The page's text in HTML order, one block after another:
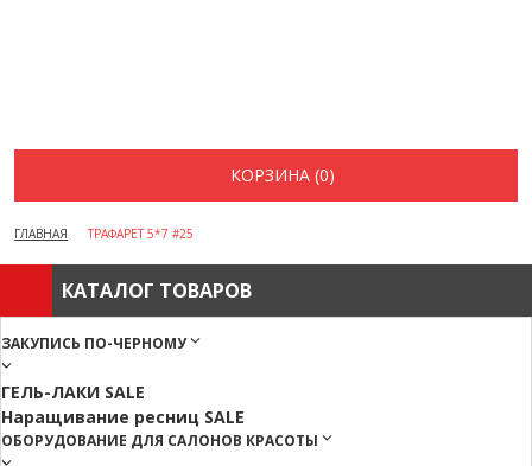
КОРЗИНА (0)
ГЛАВНАЯ ТРАФАРЕТ 5*7 #25
КАТАЛОГ ТОВАРОВ
ЗАКУПИСЬ ПО-ЧЕРНОМУ
ГЕЛЬ-ЛАКИ SALE
Наращивание ресниц SALE
ОБОРУДОВАНИЕ ДЛЯ САЛОНОВ КРАСОТЫ